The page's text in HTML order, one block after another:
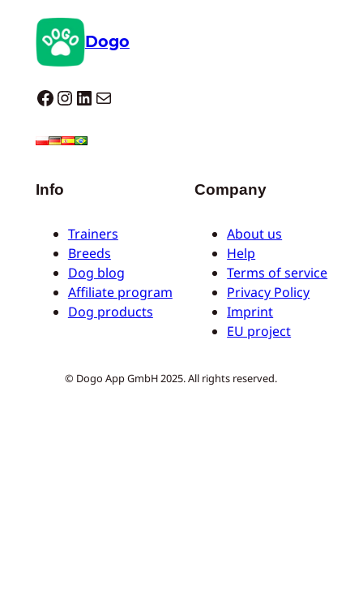
Dogo
Dogo facebook InstagramLinkedIn E-mail
Info
Trainers
Breeds
Dog blog
Affiliate program
Dog products
Company
About us
Help
Terms of service
Privacy Policy
Imprint
EU project
© Dogo App GmbH 2025. All rights reserved.